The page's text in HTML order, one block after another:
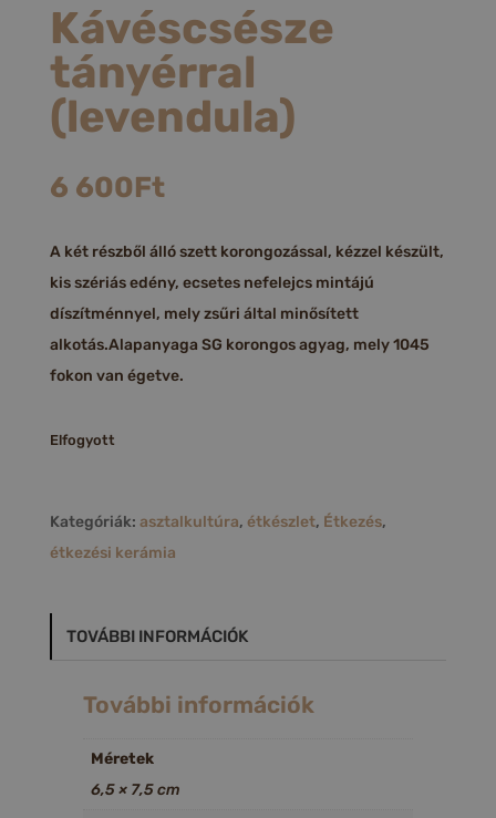
Kávéscsésze
tányérral
(levendula)
6 600Ft
A két részből álló szett korongozással, kézzel készült,
kis szériás edény, ecsetes nefelejcs mintájú
díszítménnyel, mely zsűri által minősített
alkotás.Alapanyaga SG korongos agyag, mely 1045
fokon van égetve.
Elfogyott
Kategóriák: asztalkultúra, étkészlet, Étkezés,
étkezési kerámia
TOVÁBBI INFORMÁCIÓK
További információk
Méretek
6,5 × 7,5 cm